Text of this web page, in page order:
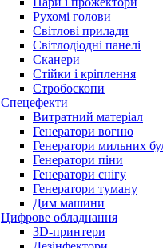
Рухомі голови
Світлові прилади
Світлодіодні панелі
Сканери
Стійки і кріплення
Стробоскопи
Спецефекти
Витратний матеріал
Генератори вогню
Генератори мильних
Генератори піни
Генератори снігу
Генератори туману
Дим машини
Цифрове обладнання
3D-принтери